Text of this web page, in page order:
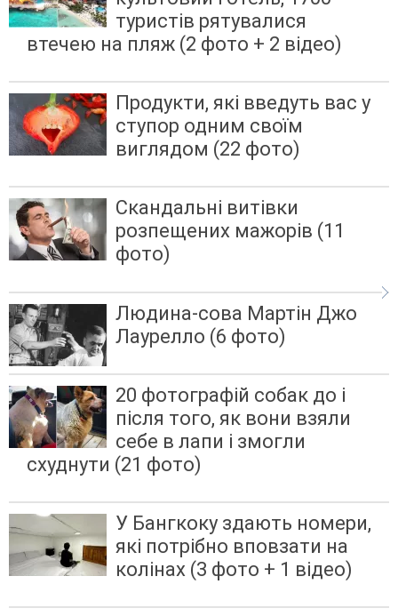
туристів рятувалися
втечею на пляж (2 фото + 2 відео)
Продукти, які введуть вас у
ступор одним своїм
виглядом (22 фото)
Скандальні витівки
розпещених мажорів (11
фото)
Людина-сова Мартін Джо
Лаурелло (6 фото)
20 фотографій собак до і
після того, як вони взяли
себе в лапи і змогли
схуднути (21 фото)
У Бангкоку здають номери,
які потрібно вповзати на
колінах (3 фото + 1 відео)